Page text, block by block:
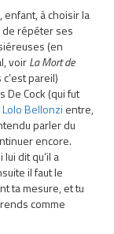
enfant, à choisir la
de répéter ses
(en
voirLa Mort de
pareil)
De Cock (qui fut
Lolo Bellonzi entre,
parler du
encore.
dit qu’il a
il faut le
ta mesure, et tu
comme